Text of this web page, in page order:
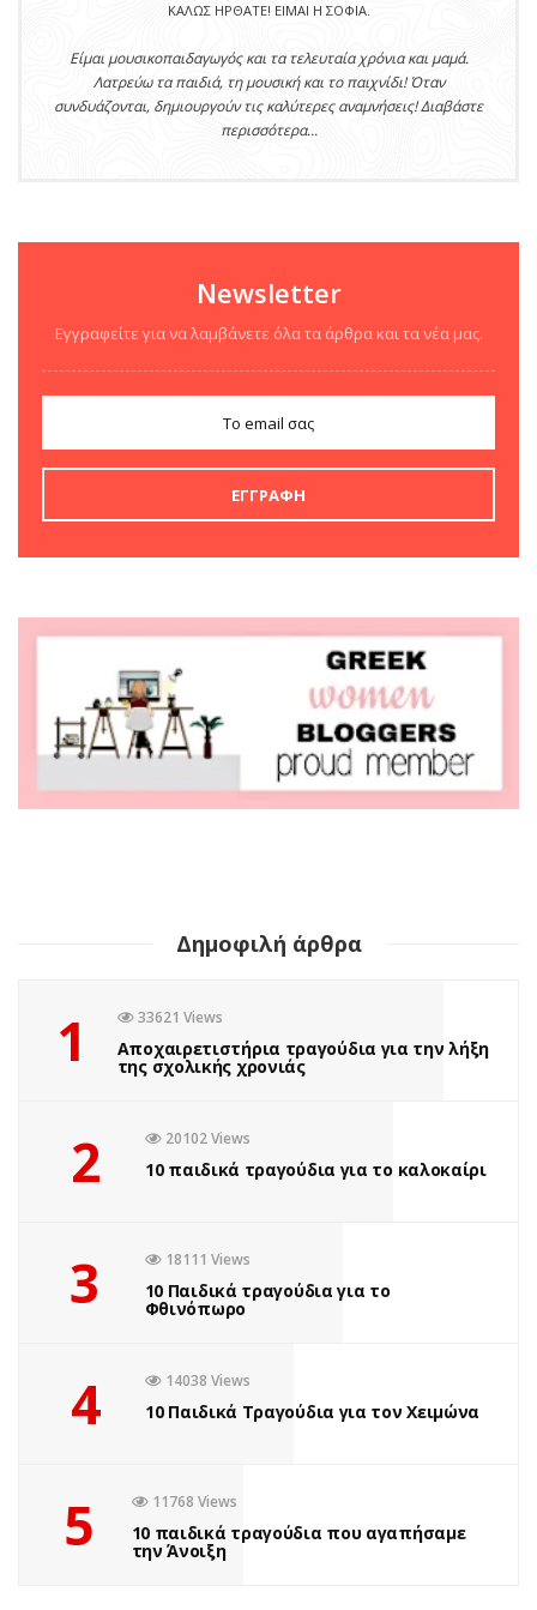
ΚΑΛΏΣ ΉΡΘΑΤΕ! ΕΊΜΑΙ Η ΣΟΦΊΑ.
Είμαι μουσικοπαιδαγωγός και τα τελευταία χρόνια και μαμά.
Λατρεύω τα παιδιά, τη μουσική και το παιχνίδι! Όταν
συνδυάζονται, δημιουργούν τις καλύτερες αναμνήσεις! Διαβάστε
περισσότερα...
Newsletter
Εγγραφείτε για να λαμβάνετε όλα τα άρθρα και τα νέα μας.
Δημοφιλή άρθρα
1 33621 Views
Αποχαιρετιστήρια τραγούδια για την λήξη
της σχολικής χρονιάς
2 20102 Views
10 παιδικά τραγούδια για το καλοκαίρι
3 18111 Views
10 Παιδικά τραγούδια για το
Φθινόπωρο
4 14038 Views
10 Παιδικά Τραγούδια για τον Χειμώνα
5 11768 Views
10 παιδικά τραγούδια που αγαπήσαμε
την Άνοιξη
MURDLE JR.: Έξυπνα
εγκλήματα για έξυπνα
Ψυχογιός
Σοφία Ελευθερίου 1 έτος ago